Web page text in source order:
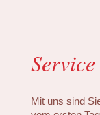
Mit uns sind